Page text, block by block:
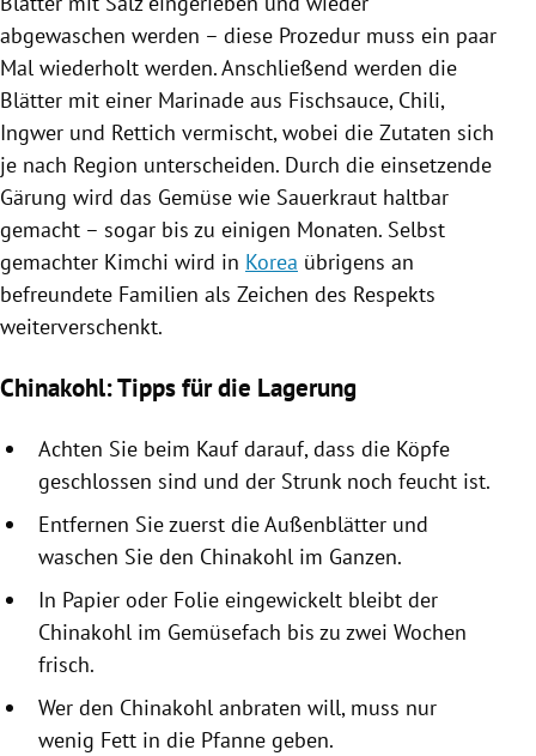
abgewaschen werden – diese Prozedur muss ein paar
Mal wiederholt werden. Anschließend werden die
Blätter mit einer Marinade aus Fischsauce, Chili,
Ingwer und Rettich vermischt, wobei die Zutaten sich
je nach Region unterscheiden. Durch die einsetzende
Gärung wird das Gemüse wie Sauerkraut haltbar
gemacht – sogar bis zu einigen Monaten. Selbst
gemachter Kimchi wird in Korea übrigens an
befreundete Familien als Zeichen des Respekts
weiterverschenkt.
Chinakohl: Tipps für die Lagerung
Achten Sie beim Kauf darauf, dass die Köpfe
geschlossen sind und der Strunk noch feucht ist.
Entfernen Sie zuerst die Außenblätter und
waschen Sie den Chinakohl im Ganzen.
In Papier oder Folie eingewickelt bleibt der
Chinakohl im Gemüsefach bis zu zwei Wochen
frisch.
Wer den Chinakohl anbraten will, muss nur
wenig Fett in die Pfanne geben.